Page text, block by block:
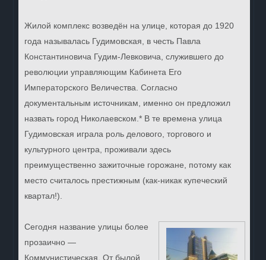
Жилой комплекс возведён на улице, которая до 1920
года называлась Гудимовская, в честь Павла
Константиновича Гудим-Левковича, служившего до
революции управляющим Кабинета Его
Императорского Величества. Согласно
документальным источникам, именно он предложил
назвать город Николаевском.* В те времена улица
Гудимовская играла роль делового, торгового и
культурного центра, проживали здесь
преимущественно зажиточные горожане, потому как
место считалось престижным (как-никак купеческий
квартал!).
Сегодня название улицы более
прозаично —
Коммунистическая. От былой